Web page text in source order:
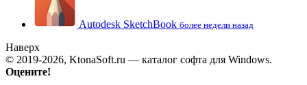
Autodesk SketchBook более недели назад
Наверх
© 2019-2026, KtonaSoft.ru — каталог софта для Windows.
Оцените!